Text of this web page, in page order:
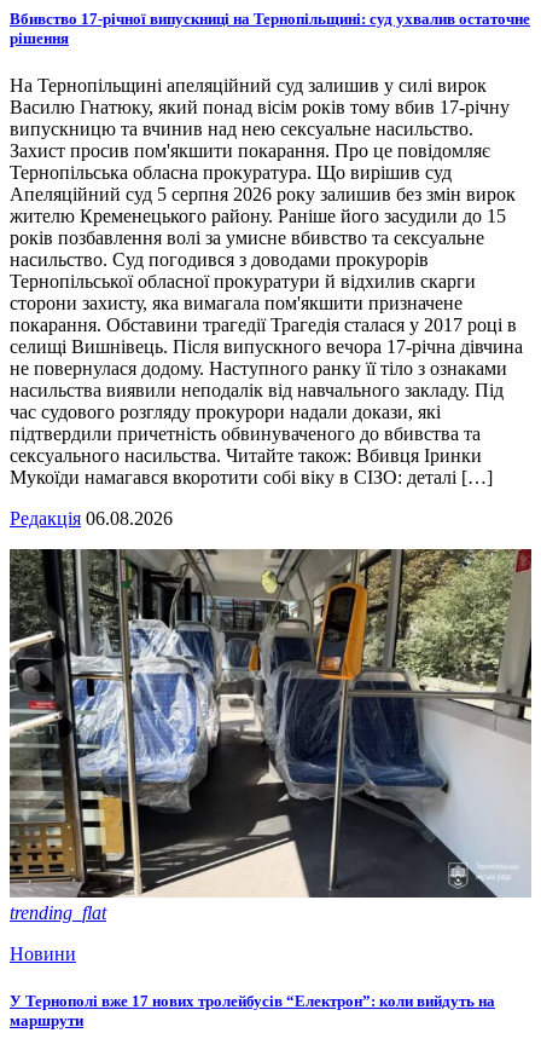
Вбивство 17-річної випускниці на Тернопільщині: суд ухвалив остаточне
рішення
На Тернопільщині апеляційний суд залишив у силі вирок
Василю Гнатюку, який понад вісім років тому вбив 17-річну
випускницю та вчинив над нею сексуальне насильство.
Захист просив пом'якшити покарання. Про це повідомляє
Тернопільська обласна прокуратура. Що вирішив суд
Апеляційний суд 5 серпня 2026 року залишив без змін вирок
жителю Кременецького району. Раніше його засудили до 15
років позбавлення волі за умисне вбивство та сексуальне
насильство. Суд погодився з доводами прокурорів
Тернопільської обласної прокуратури й відхилив скарги
сторони захисту, яка вимагала пом'якшити призначене
покарання. Обставини трагедії Трагедія сталася у 2017 році в
селищі Вишнівець. Після випускного вечора 17-річна дівчина
не повернулася додому. Наступного ранку її тіло з ознаками
насильства виявили неподалік від навчального закладу. Під
час судового розгляду прокурори надали докази, які
підтвердили причетність обвинуваченого до вбивства та
сексуального насильства. Читайте також: Вбивця Іринки
Мукоїди намагався вкоротити собі віку в СІЗО: деталі […]
Редакція 06.08.2026
trending_flat
Новини
У Тернополі вже 17 нових тролейбусів “Електрон”: коли вийдуть на
маршрути